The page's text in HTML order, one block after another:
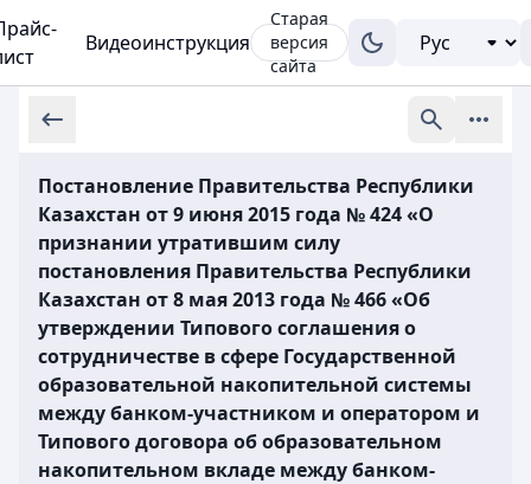
Видеоинструкция
Старая
версия
сайта
Постановление Правительства Республики
Казахстан от 9 июня 2015 года № 424 «О
признании утратившим силу
постановления Правительства Республики
Казахстан от 8 мая 2013 года № 466 «Об
утверждении Типового соглашения о
сотрудничестве в сфере Государственной
образовательной накопительной системы
между банком-участником и оператором и
Типового договора об образовательном
накопительном вкладе между банком-